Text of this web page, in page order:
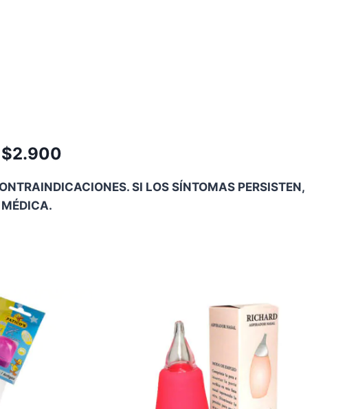
$2.900
SI LOS SÍNTOMAS PERSISTEN,